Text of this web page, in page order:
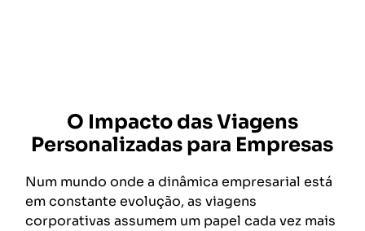
O Impacto das Viagens
Personalizadas para Empresas
Num mundo onde a dinâmica empresarial está
em constante evolução, as viagens
corporativas assumem um papel cada vez mais